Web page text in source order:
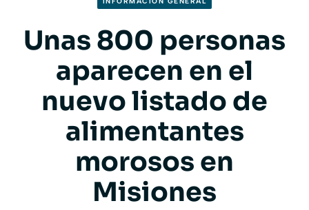
Unas 800 personas
aparecen en el
nuevo listado de
alimentantes
morosos en
Misiones